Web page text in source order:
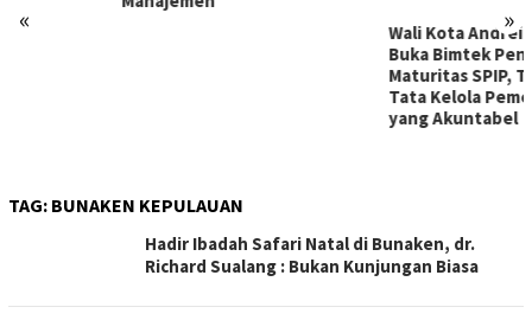
« »
Wali Kota Andrei Angouw
Buka Bimtek Penilaian
Maturitas SPIP, Tekankan
Tata Kelola Pemerintahan
yang Akuntabel
TAG: BUNAKEN KEPULAUAN
Hadir Ibadah Safari Natal di Bunaken, dr.
Richard Sualang : Bukan Kunjungan Biasa